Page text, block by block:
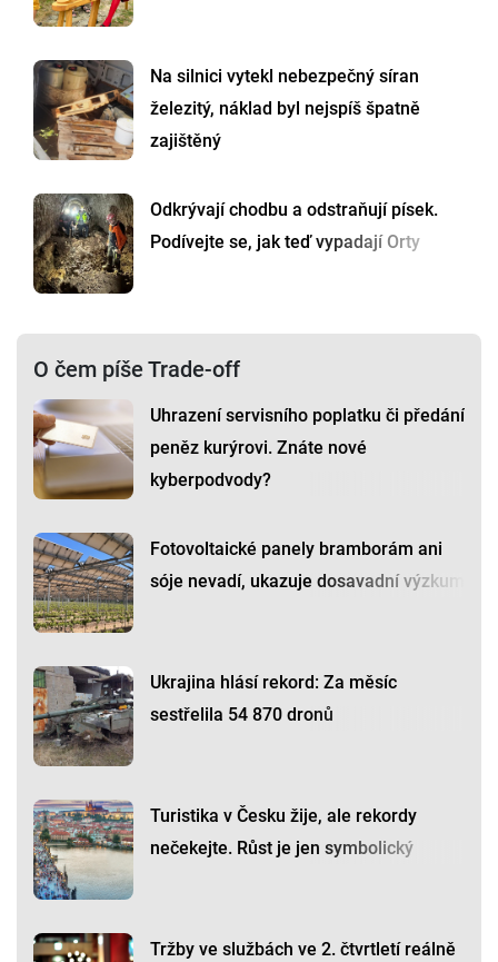
Na silnici vytekl nebezpečný síran
železitý, náklad byl nejspíš špatně
zajištěný
Odkrývají chodbu a odstraňují písek.
Podívejte se, jak teď vypadají Orty
O čem píše Trade-off
Uhrazení servisního poplatku či předání
peněz kurýrovi. Znáte nové
kyberpodvody?
Fotovoltaické panely bramborám ani
sóje nevadí, ukazuje dosavadní výzkum
Ukrajina hlásí rekord: Za měsíc
sestřelila 54 870 dronů
Turistika v Česku žije, ale rekordy
nečekejte. Růst je jen symbolický
Tržby ve službách ve 2. čtvrtletí reálně